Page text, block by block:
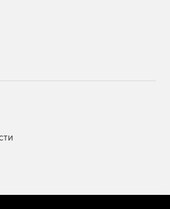
конструкторов.
для элементов: стена,
перекрытие, колонна,
оформлять и